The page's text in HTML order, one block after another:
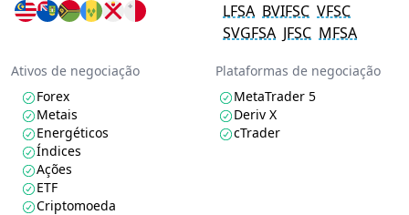
LFSA BVIFSC VFSC
SVGFSA JFSC MFSA
Ativos de negociação
Forex
Metais
Energéticos
Índices
Ações
ETF
Criptomoeda
Plataformas de negociação
MetaTrader 5
Deriv X
cTrader